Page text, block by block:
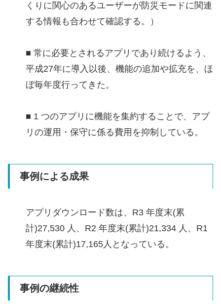
くりに関心のあるユーザーが防災モードに関連
する情報も合わせて確認する。）
■ 常に必要とされるアプリであり続けるよう、
平成27年に導入以後、機能の追加や拡充を、ほ
ぼ毎年度行ってきた。
■ 1 つのアプリに機能を集約することで、アプ
リの運用・保守に係る費用を抑制している。
事例による成果
アプリダウンロード数は、R3 年度末(累
計)27,530 人、R2 年度末(累計)21,334 人、R1
年度末(累計)17,165人となっている。
事例の継続性